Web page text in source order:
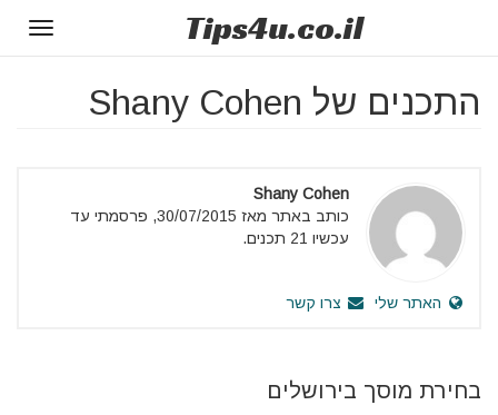
Tips4u.co.il
התכנים של Shany Cohen
Shany Cohen
כותב באתר מאז 30/07/2015, פרסמתי עד
עכשיו 21 תכנים.
האתר שלי צרו קשר
בחירת מוסך בירושלים